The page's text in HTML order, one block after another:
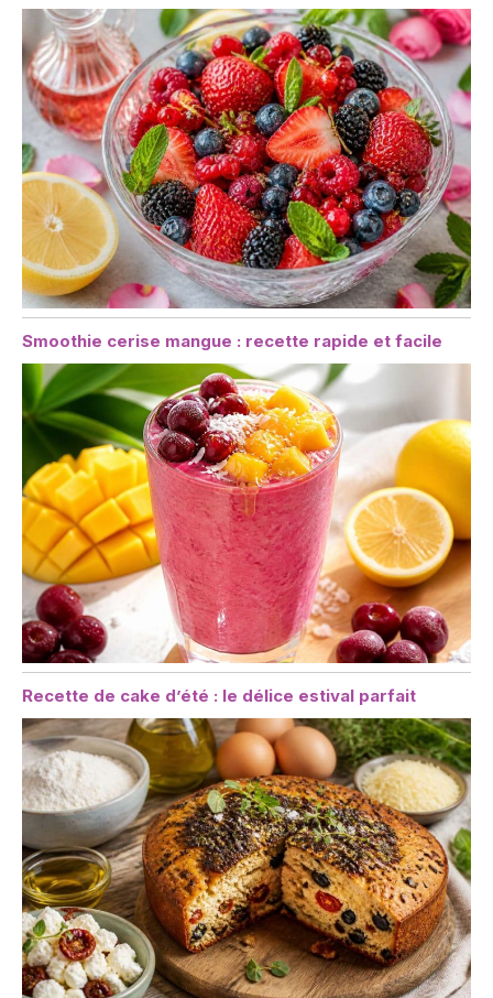
Smoothie cerise mangue : recette rapide et facile
Recette de cake d’été : le délice estival parfait